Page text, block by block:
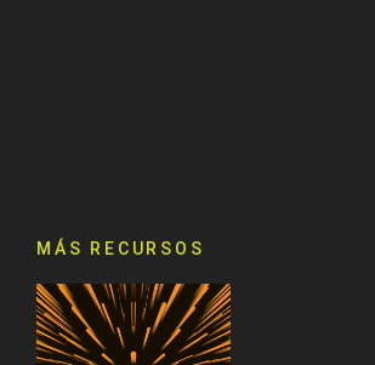
MÁS RECURSOS